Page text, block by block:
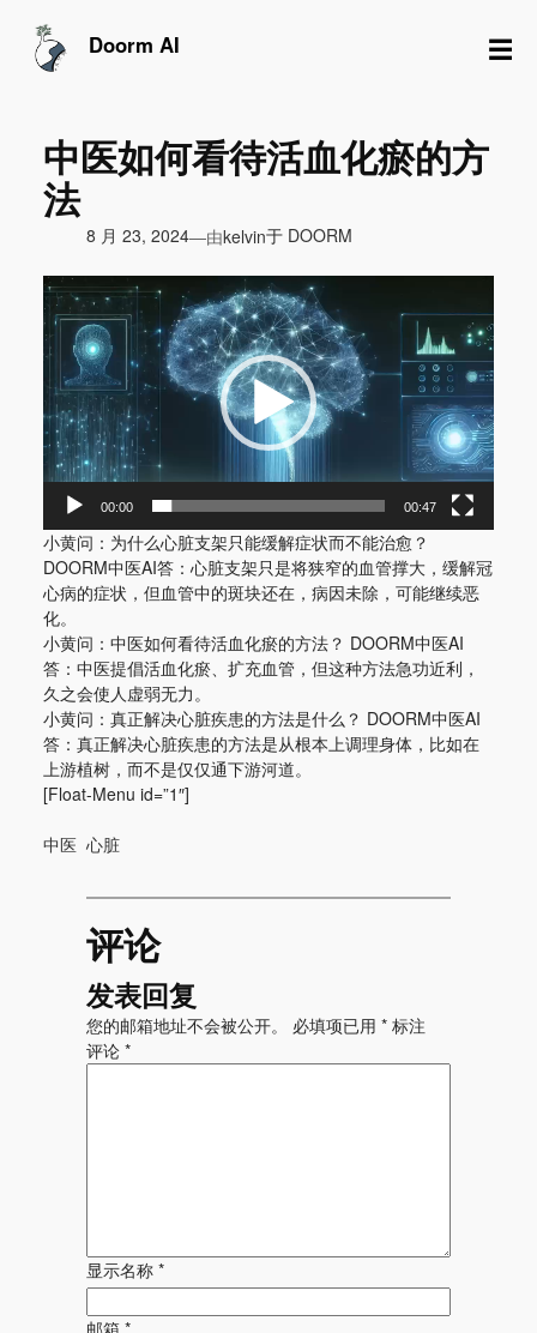
Doorm AI ☰
中医如何看待活血化瘀的方
法
8 月 23, 2024—由kelvin于 DOORM
视
频
播
放
器
00:00 00:47
小黄问：为什么心脏支架只能缓解症状而不能治愈？
DOORM中医AI答：心脏支架只是将狭窄的血管撑大，缓解冠
心病的症状，但血管中的斑块还在，病因未除，可能继续恶
化。
小黄问：中医如何看待活血化瘀的方法？ DOORM中医AI
答：中医提倡活血化瘀、扩充血管，但这种方法急功近利，
久之会使人虚弱无力。
小黄问：真正解决心脏疾患的方法是什么？ DOORM中医AI
答：真正解决心脏疾患的方法是从根本上调理身体，比如在
上游植树，而不是仅仅通下游河道。
[Float-Menu id=”1″]
中医 心脏
评论
发表回复
您的邮箱地址不会被公开。 必填项已用 *标注
评论 *
显示名称 *
邮箱 *